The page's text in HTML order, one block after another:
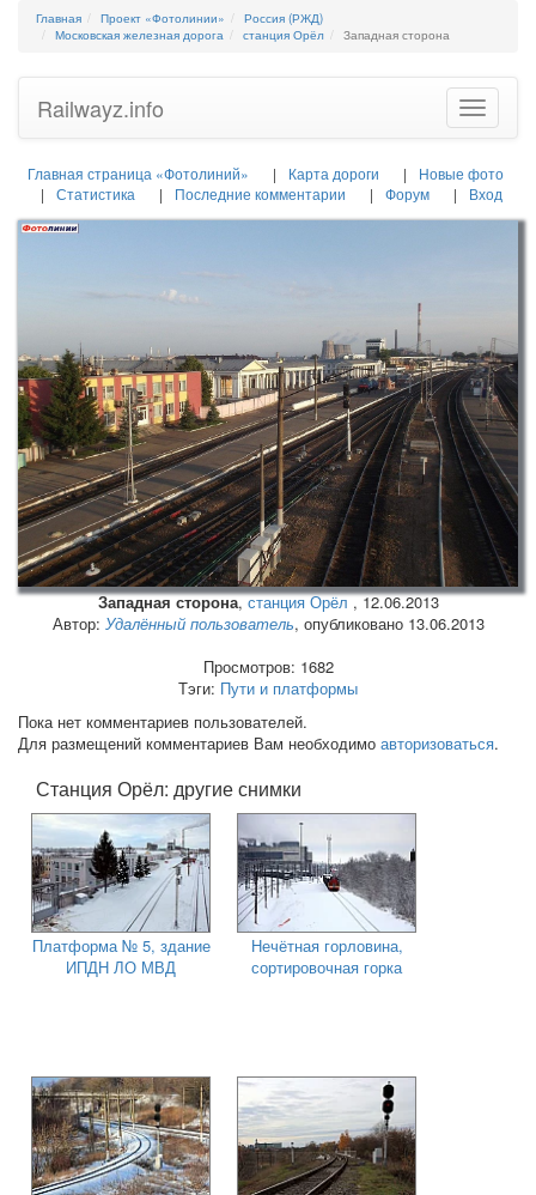
Главная Проект «Фотолинии»
Россия (РЖД)
Московская железная дорога
станция Орёл Западная сторона
Toggle
Railwayz.info
Главная страница «Фотолиний» Карта дороги
Новые фото
Статистика
Последние комментарии Форум Вход
Западная сторона,станция Орёл ,12.06.2013
Автор: Удалённый пользователь, опубликовано 13.06.2013
Просмотров: 1682
Тэги: Пути и платформы
Пока нет комментариев пользователей.
Для размещений комментариев Вам необходимо авторизоваться.
Станция Орёл: другие снимки
Платформа № 5, здание
ИПДН ЛО МВД
Нечётная горловина,
сортировочная горка